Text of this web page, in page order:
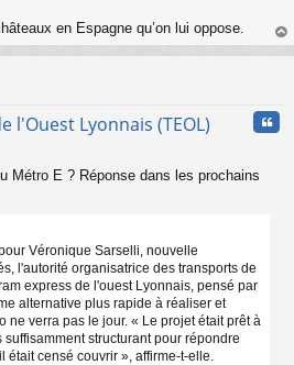
en Espagne qu’on lui oppose.
au
l'Ouest Lyonnais (TEOL)
Métro E ? Réponse dans les prochains
Véronique Sarselli, nouvelle
l'autorité organisatrice des transports de
express de l'ouest Lyonnais, pensé par
alternative plus rapide à réaliser et
ne verra pas le jour. « Le projet était prêt à
structurant pour répondre
censé couvrir », affirme-t-elle.